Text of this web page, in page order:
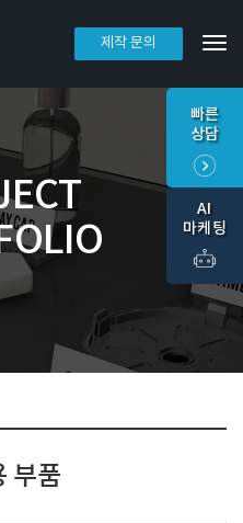
제작 문의
부품
빠른
상담
AI
마케팅